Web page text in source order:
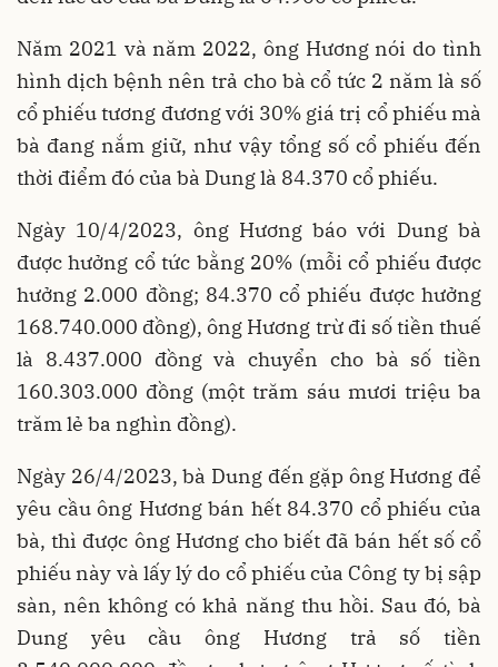
Năm 2021 và năm 2022, ông Hương nói do tình
hình dịch bệnh nên trả cho bà cổ tức 2 năm là số
cổ phiếu tương đương với 30% giá trị cổ phiếu mà
bà đang nắm giữ, như vậy tổng số cổ phiếu đến
thời điểm đó của bà Dung là 84.370 cổ phiếu.
Ngày 10/4/2023, ông Hương báo với Dung bà
được hưởng cổ tức bằng 20% (mỗi cổ phiếu được
hưởng 2.000 đồng; 84.370 cổ phiếu được hưởng
168.740.000 đồng), ông Hương trừ đi số tiền thuế
là 8.437.000 đồng và chuyển cho bà số tiền
160.303.000 đồng (một trăm sáu mươi triệu ba
trăm lẻ ba nghìn đồng).
Ngày 26/4/2023, bà Dung đến gặp ông Hương để
yêu cầu ông Hương bán hết 84.370 cổ phiếu của
bà, thì được ông Hương cho biết đã bán hết số cổ
phiếu này và lấy lý do cổ phiếu của Công ty bị sập
sàn, nên không có khả năng thu hồi. Sau đó, bà
Dung yêu cầu ông Hương trả số tiền